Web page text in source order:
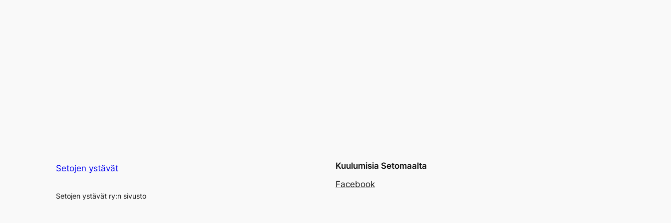
Setojen ystävät
Setojen ystävät ry:n sivusto
Kuulumisia Setomaalta
Facebook